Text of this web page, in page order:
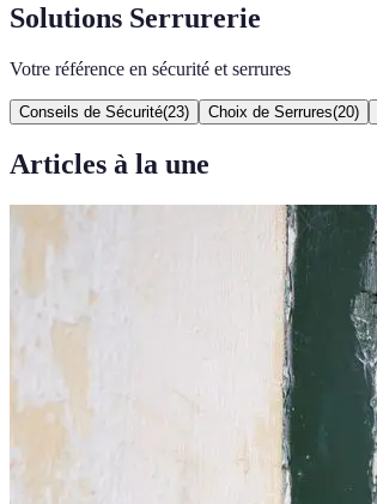
Solutions Serrurerie
Votre référence en sécurité et serrures
Conseils de Sécurité(23) Choix de Serrures(20)
Articles à la une